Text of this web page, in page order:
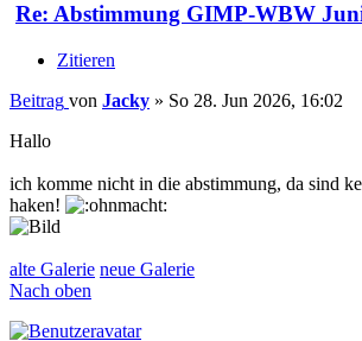
Re: Abstimmung GIMP-WBW
Zitieren
Beitrag von Jacky » So 28. Jun 2026, 16:02
Hallo
ich komme nicht in die abstimmung, da sind
haken!
alte Galerie neue Galerie
Nach oben